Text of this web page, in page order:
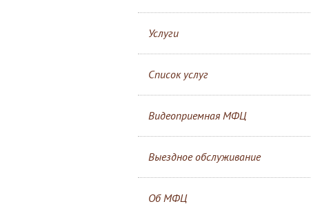
Услуги
Список услуг
Видеоприемная МФЦ
Выездное обслуживание
Об МФЦ